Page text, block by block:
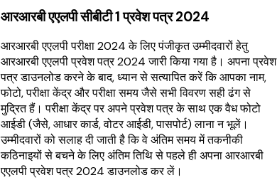
आरआरबी एएलपी सीबीटी 1 प्रवेश पत्र 2024
आरआरबी एएलपी परीक्षा 2024 के लिए पंजीकृत उम्मीदवारों हेतु
आरआरबी एएलपी प्रवेश पत्र 2024 जारी किया गया है। अपना प्रवेश
पत्र डाउनलोड करने के बाद, ध्यान से सत्यापित करें कि आपका नाम,
फोटो, परीक्षा केंद्र और परीक्षा समय जैसे सभी विवरण सही ढंग से
मुद्रित हैं। परीक्षा केंद्र पर अपने प्रवेश पत्र के साथ एक वैध फोटो
आईडी (जैसे, आधार कार्ड, वोटर आईडी, पासपोर्ट) लाना न भूलें।
उम्मीदवारों को सलाह दी जाती है कि वे अंतिम समय में तकनीकी
कठिनाइयों से बचने के लिए अंतिम तिथि से पहले ही अपना आरआरबी
एएलपी प्रवेश पत्र 2024 डाउनलोड कर लें।